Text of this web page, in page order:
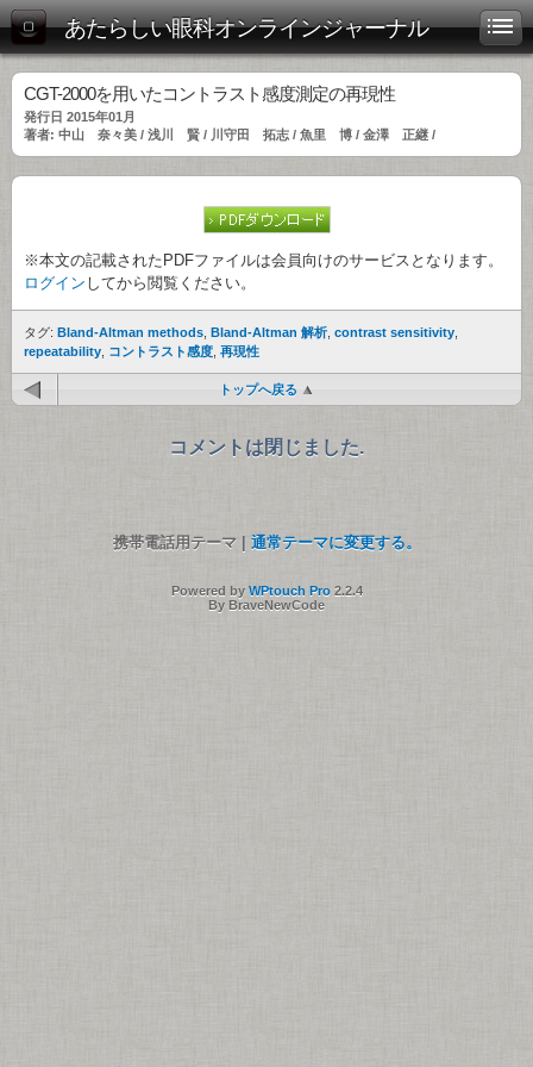
あたらしい眼科オンラインジャーナル
CGT-2000を用いたコントラスト感度測定の再現性
発行日 2015年01月
著者: 中山 奈々美 / 浅川 賢 / 川守田 拓志 / 魚里 博 / 金澤 正継 /
※本文の記載されたPDFファイルは会員向けのサービスとなります。
ログイン してから閲覧ください。
タグ: Bland-Altman methods Bland-Altman 解析 contrast sensitivity
repeatability コントラスト感度 再現性
トップへ戻る
コメントは閉じました.
携帯電話用テーマ | 通常テーマに変更する。
Powered by WPtouch Pro2.2.4
By BraveNewCode